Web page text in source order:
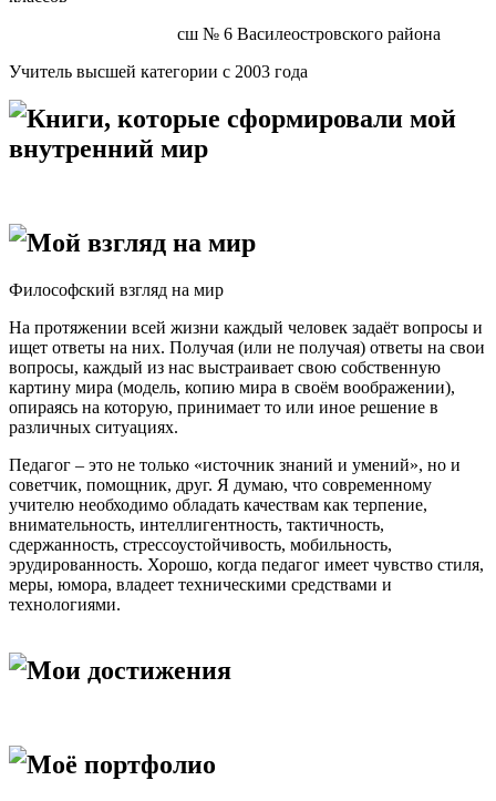
сш № 6 Василеостровского района
Учитель высшей категории с 2003 года
Книги, которые сформировали мой
внутренний мир
Мой взгляд на мир
Философский взгляд на мир
На протяжении всей жизни каждый человек задаёт вопросы и
ищет ответы на них. Получая (или не получая) ответы на свои
вопросы, каждый из нас выстраивает свою собственную
картину мира (модель, копию мира в своём воображении),
опираясь на которую, принимает то или иное решение в
различных ситуациях.
Педагог – это не только «источник знаний и умений», но и
советчик, помощник, друг. Я думаю, что современному
учителю необходимо обладать качествам как терпение,
внимательность, интеллигентность, тактичность,
сдержанность, стрессоустойчивость, мобильность,
эрудированность. Хорошо, когда педагог имеет чувство стиля,
меры, юмора, владеет техническими средствами и
технологиями.
Мои достижения
Моё портфолио